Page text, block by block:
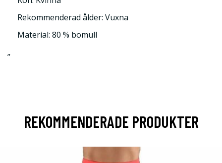
Rekommenderad ålder: Vuxna
Material: 80 % bomull
”
REKOMMENDERADE PRODUKTER